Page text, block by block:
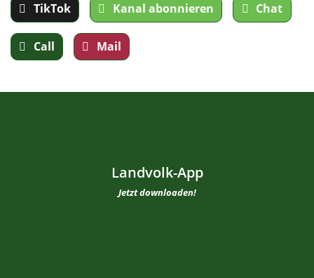
TikTok Kanal abonnieren Chat
Call Mail
Landvolk-App
Jetzt downloaden!